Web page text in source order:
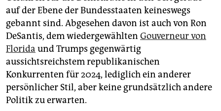
auf der Ebene der Bundesstaaten keineswegs
gebannt sind. Abgesehen davon ist auch von Ron
DeSantis, dem wiedergewählten Gouverneur von
Florida und Trumps gegenwärtig
aussichtsreichstem republikanischen
Konkurrenten für 2024, lediglich ein anderer
persönlicher Stil, aber keine grundsätzlich andere
Politik zu erwarten.